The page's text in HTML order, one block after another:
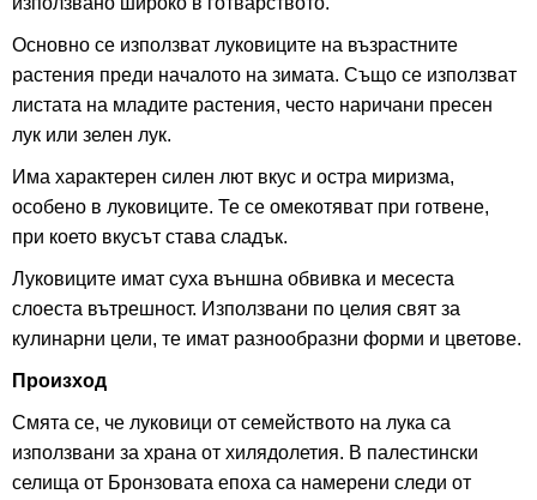
Основно се използват луковиците на възрастните
растения преди началото на зимата. Също се използват
листата на младите растения, често наричани пресен
лук или зелен лук.
Има характерен силен лют вкус и остра миризма,
особено в луковиците. Те се омекотяват при готвене,
при което вкусът става сладък.
Луковиците имат суха външна обвивка и месеста
слоеста вътрешност. Използвани по целия свят за
кулинарни цели, те имат разнообразни форми и цветове.
Произход
Смята се, че луковици от семейството на лука са
използвани за храна от хилядолетия. В палестински
селища от Бронзовата епоха са намерени следи от